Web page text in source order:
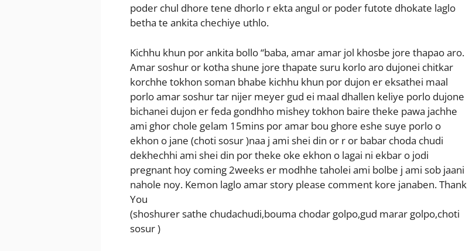
poder chul dhore tene dhorlo r ekta angul or poder futote dhokate laglo
betha te ankita chechiye uthlo.
Kichhu khun por ankita bollo “baba, amar amar jol khosbe jore thapao aro.
Amar soshur or kotha shune jore thapate suru korlo aro dujonei chitkar
korchhe tokhon soman bhabe kichhu khun por dujon er eksathei maal
porlo amar soshur tar nijer meyer gud ei maal dhallen keliye porlo dujone
bichanei dujon er feda gondhho mishey tokhon baire theke pawa jachhe
ami ghor chole gelam 15mins por amar bou ghore eshe suye porlo o
ekhon o jane (choti sosur )naa j ami shei din or r or babar choda chudi
dekhechhi ami shei din por theke oke ekhon o lagai ni ekbar o jodi
pregnant hoy coming 2weeks er modhhe taholei ami bolbe j ami sob jaani
nahole noy. Kemon laglo amar story please comment kore janaben. Thank
You
(shoshurer sathe chudachudi,bouma chodar golpo,gud marar golpo,choti
sosur )